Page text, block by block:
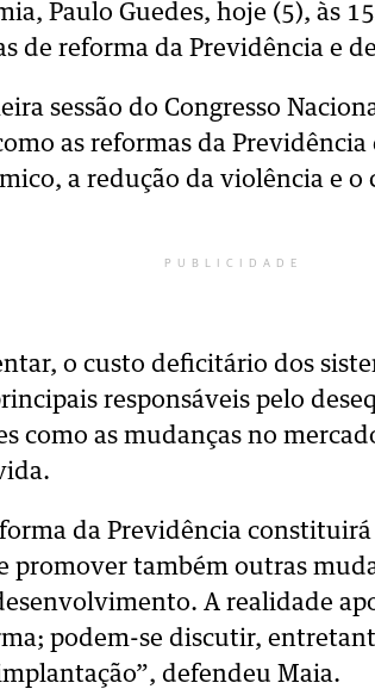
Paulo Guedes, hoje (5), às
de reforma da Previdência e
sessão do Congresso
as reformas da
a redução da violência e o
PUBLICIDADE
o custo deficitário dos
responsáveis pelo
como as mudanças no
da Previdência
promover também outras
A realidade
podem-se discutir,
defendeu Maia.